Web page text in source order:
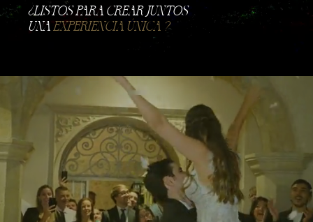
​¿LISTOS PARA CREAR JUNTOS
UNAEXPERIENCIA ÚNICA ?